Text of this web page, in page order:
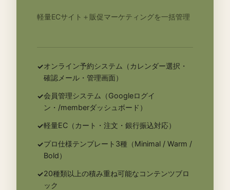
軽量ECサイト＋販促マーケティングを一括管理
✓オンライン予約システム（カレンダー選択・
確認メール・管理画面）
✓会員管理システム（Googleログイ
ン・/memberダッシュボード）
✓軽量EC（カート・注文・銀行振込対応）
✓プロ仕様テンプレート3種（Minimal / Warm /
Bold）
✓20種類以上の積み重ね可能なコンテンツブロ
ック